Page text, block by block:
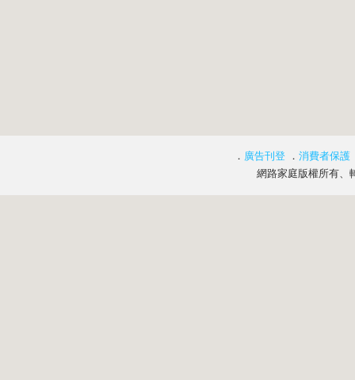
． 廣告刊登 ． 消費者保護
網路家庭版權所有、